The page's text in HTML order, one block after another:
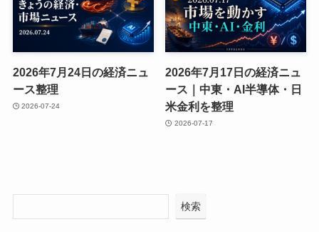
2026年7月24日の経済ニュ
ース整理
2026-07-24
2026年7月17日の経済ニュ
ース｜中東・AI半導体・日
米金利を整理
2026-07-17
検索